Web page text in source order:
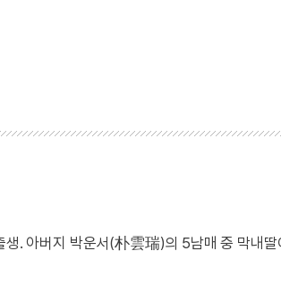
. 아버지 박운서(朴雲瑞)의 5남매 중 막내딸